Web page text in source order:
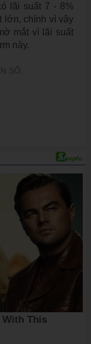
lãi suất 7 - 8%
lớn, chính vì vậy
mắt vì lãi suất
này.
SỐ,